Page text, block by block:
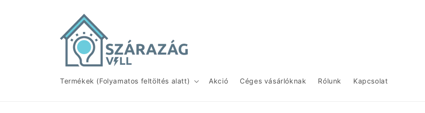
Termékek (Folyamatos feltöltés alatt) Akció Céges vásárlóknak Rólunk Kapcsolat